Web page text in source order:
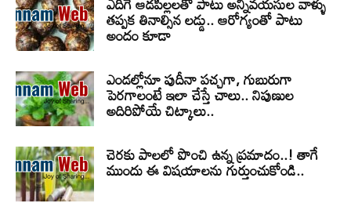
తప్పక తినాల్సిన లడ్డు.. ఆరోగ్యంతో పాటు
అందం కూడా
ఎండల్లోనూ పుదీనా పచ్చగా, గుబురుగా
పెరగాలంటే ఇలా చేస్తే చాలు.. నిపుణుల
అదిరిపోయే చిట్కాలు..
చెరకు పాలలో పొంచి ఉన్న ప్రమాదం..! తాగే
ముందు ఈ విషయాలను గుర్తుంచుకోండి..